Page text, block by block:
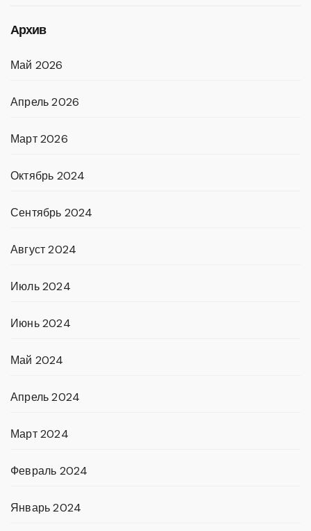
Архив
Май 2026
Апрель 2026
Март 2026
Октябрь 2024
Сентябрь 2024
Август 2024
Июль 2024
Июнь 2024
Май 2024
Апрель 2024
Март 2024
Февраль 2024
Январь 2024